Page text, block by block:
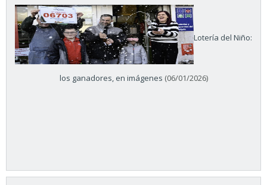
Lotería del Niño:
los ganadores, en imágenes (06/01/2026)